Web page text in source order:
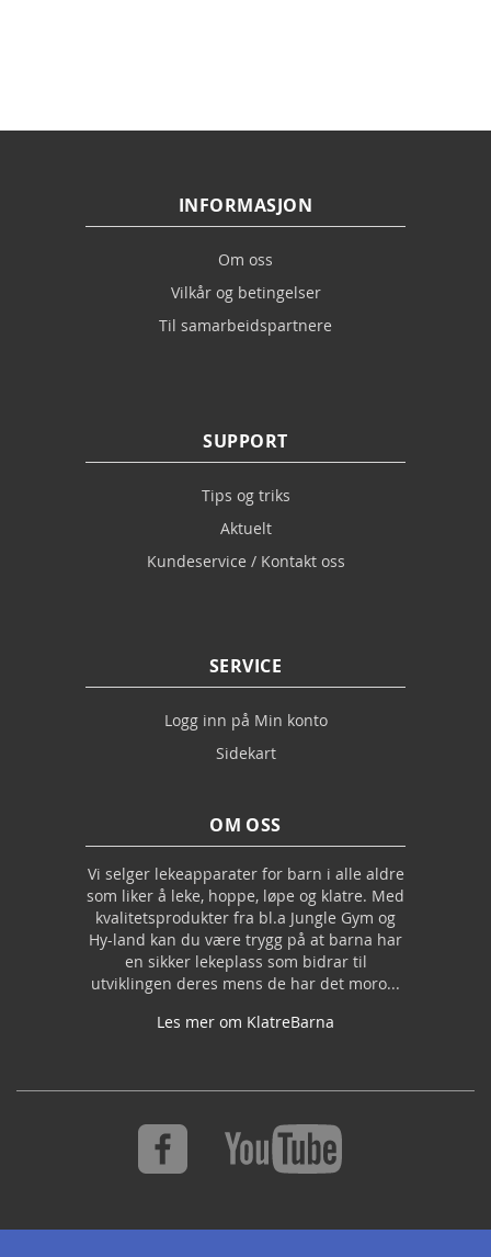
INFORMASJON
Om oss
Vilkår og betingelser
Til samarbeidspartnere
SUPPORT
Tips og triks
Aktuelt
Kundeservice / Kontakt oss
SERVICE
Logg inn på Min konto
Sidekart
OM OSS
Vi selger lekeapparater for barn i alle aldre
som liker å leke, hoppe, løpe og klatre. Med
kvalitetsprodukter fra bl.a Jungle Gym og
Hy-land kan du være trygg på at barna har
en sikker lekeplass som bidrar til
utviklingen deres mens de har det moro...
Les mer om KlatreBarna